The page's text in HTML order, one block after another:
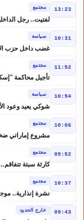
13:23 مجتمع
10:31 سياسة
غضب داخل حزب
11:52 مجتمع
تأجيل محاكمة
10:54 سياسة
شوكي يعيد وعود
10:06 مجتمع
مشروع إماراتي
09:52 مجتمع
كارثة سبتة
10:37 مجتمع
09:43 خارج الحدود